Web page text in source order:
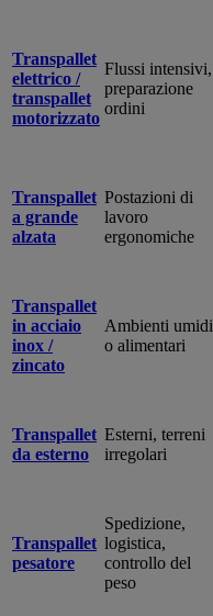
Transpallet
elettrico /
transpallet
motorizzato
Flussi intensivi,
preparazione
ordini
Transpallet
a grande
alzata
Postazioni di
lavoro
ergonomiche
Transpallet
in acciaio
inox /
zincato
Ambienti umidi
o alimentari
Transpallet
da esterno
Esterni, terreni
irregolari
Transpallet
pesatore
Spedizione,
logistica,
controllo del
peso